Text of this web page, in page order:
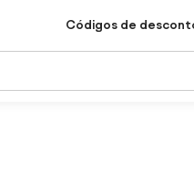
Códigos de